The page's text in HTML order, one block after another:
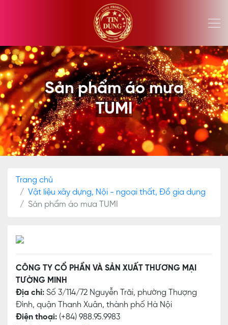
Sản phẩm áo mưa
TUMI
Trang chủ
Vật liệu xây dựng, Nội - ngoại thất, Đồ gia dụng
Sản phẩm áo mưa TUMI
CÔNG TY CỔ PHẦN VÀ SẢN XUẤT THƯƠNG MẠI
TƯỜNG MINH
Địa chỉ: Số 3/114/72 Nguyễn Trãi, phường Thượng
Đình, quận Thanh Xuân, thành phố Hà Nội
Điện thoại: (+84) 988.95.9983